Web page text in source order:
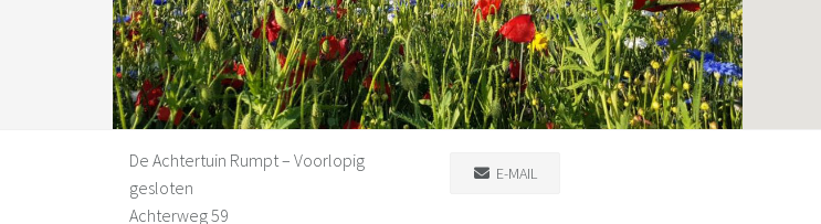
De Achtertuin Rumpt – Voorlopig
gesloten
Achterweg 59
E-MAIL